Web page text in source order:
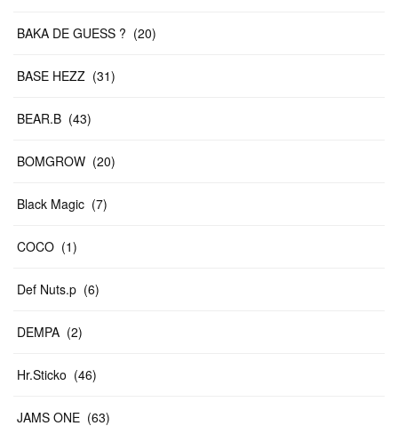
BAKA DE GUESS ? (20)
BASE HEZZ (31)
BEAR.B (43)
BOMGROW (20)
Black Magic (7)
COCO (1)
Def Nuts.p (6)
DEMPA (2)
Hr.Sticko (46)
JAMS ONE (63)